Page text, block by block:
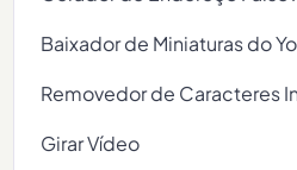
Baixador de Miniaturas do
Removedor de Caracteres
Girar Vídeo